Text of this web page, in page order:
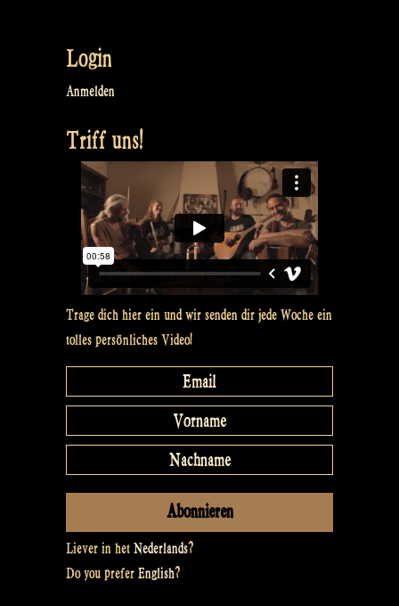
at
Balver
Login
Anmelden
Triff uns!
Trage dich hier ein und wir senden dir jede Woche ein
tolles persönliches Video!
Liever in het Nederlands?
Do you prefer English?